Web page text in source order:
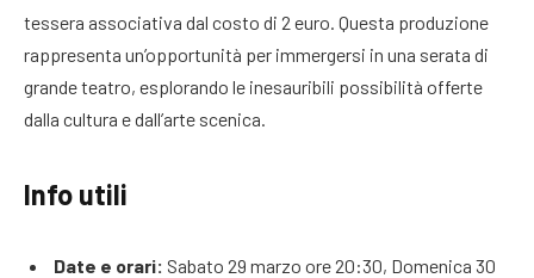
tessera associativa dal costo di 2 euro. Questa produzione
rappresenta un’opportunità per immergersi in una serata di
grande teatro, esplorando le inesauribili possibilità offerte
dalla cultura e dall’arte scenica.
Info utili
Date e orari: Sabato 29 marzo ore 20:30, Domenica 30